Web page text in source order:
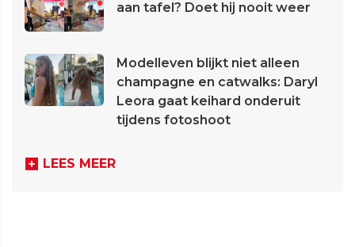
aan tafel? Doet hij nooit weer
Modelleven blijkt niet alleen
champagne en catwalks: Daryl
Leora gaat keihard onderuit
tijdens fotoshoot
LEES MEER